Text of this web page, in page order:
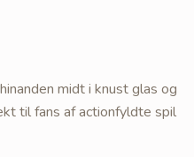
midt i knust glas og
til fans af actionfyldte spil